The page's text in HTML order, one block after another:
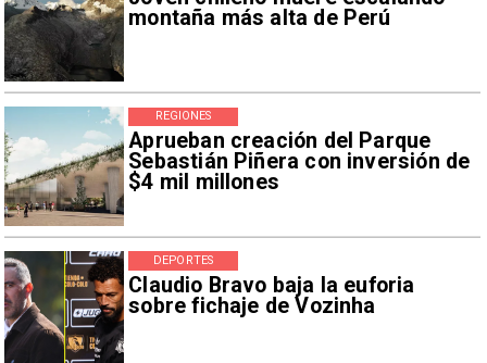
montaña más alta de Perú
Aprueban creación del Parque
Sebastián Piñera con inversión de
$4 mil millones
REGIONES
Claudio Bravo baja la euforia
sobre fichaje de Vozinha
DEPORTES